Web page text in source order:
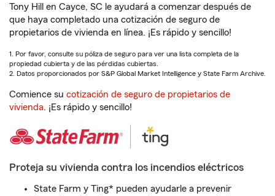
Tony Hill en Cayce, SC le ayudará a comenzar después de
que haya completado una cotización de seguro de
propietarios de vivienda en línea. ¡Es rápido y sencillo!
1. Por favor, consulte su póliza de seguro para ver una lista completa de la
propiedad cubierta y de las pérdidas cubiertas.
2. Datos proporcionados por S&P Global Market Intelligence y State Farm Archive.
Comience su cotización de seguro de propietarios de
vivienda. ¡Es rápido y sencillo!
Proteja su vivienda contra los incendios eléctricos
State Farm y Ting* pueden ayudarle a prevenir